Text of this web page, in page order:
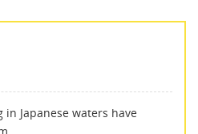
Japanese waters have